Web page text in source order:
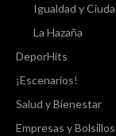
Igualdad y
La Hazaña
DeporHits
¡Escenarios!
Salud y Bienestar
Empresas y Bolsillos